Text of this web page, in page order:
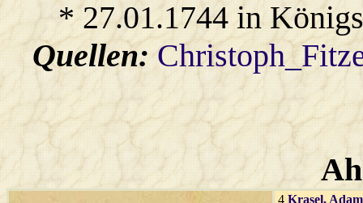
* 27.01.1744 in
Quellen:
4 Krasel, Adam